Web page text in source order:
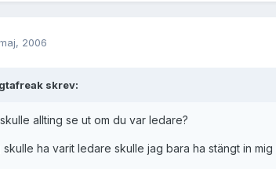
2006
skrev:
allting se ut om du var ledare?
skulle ha varit ledare skulle jag bara ha stängt in